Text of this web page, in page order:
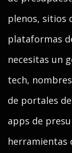
plenos, sitios
plataformas
necesitas un
tech,
de portales
apps de
herramientas